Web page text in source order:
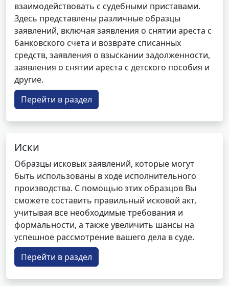
взаимодействовать с судебными приставами.
Здесь представлены различные образцы
заявлений, включая заявления о снятии ареста с
банковского счета и возврате списанных
средств, заявления о взыскании задолженности,
заявления о снятии ареста с детского пособия и
другие.
Перейти в раздел
Иски
Образцы исковых заявлений, которые могут
быть использованы в ходе исполнительного
производства. С помощью этих образцов Вы
сможете составить правильный исковой акт,
учитывая все необходимые требования и
формальности, а также увеличить шансы на
успешное рассмотрение вашего дела в суде.
Перейти в раздел